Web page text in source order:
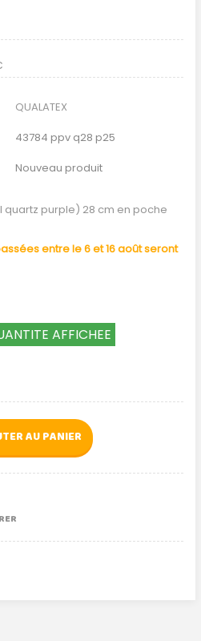
QUALATEX
43784 ppv q28 p25
Nouveau produit
purple) 28 cm en poche
entre le 6 et 16 août seront
AFFICHEE
AU PANIER